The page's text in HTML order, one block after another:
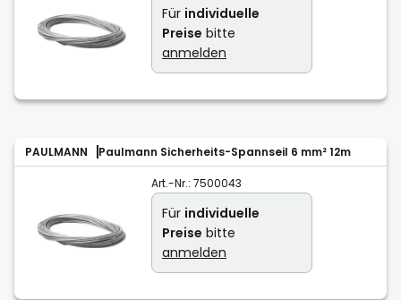
Für individuelle
Preise bitte
anmelden
PAULMANN Paulmann Sicherheits-Spannseil 6 mm² 12m
Art.-Nr.: 7500043
Für individuelle
Preise bitte
anmelden